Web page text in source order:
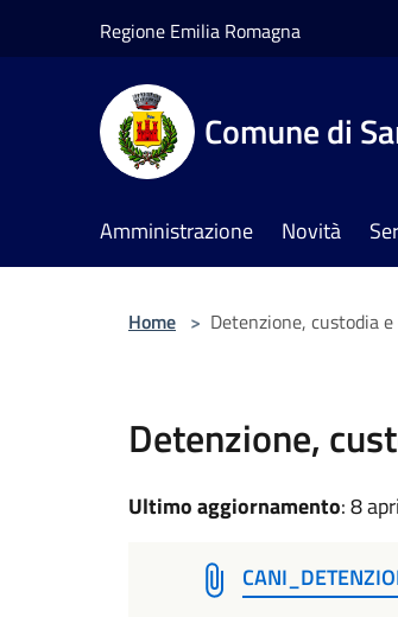
Regione Emilia Romagna
Comune di
Amministrazione Novità
Home > Detenzione, custodia
Detenzione,
Ultimo aggiornamento: 8